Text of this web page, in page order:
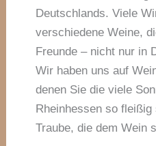
Deutschlands. Viele
verschiedene Weine,
Freunde – nicht nur in
Wir haben uns auf
denen Sie die viele
Rheinhessen so
Traube, die dem Wein